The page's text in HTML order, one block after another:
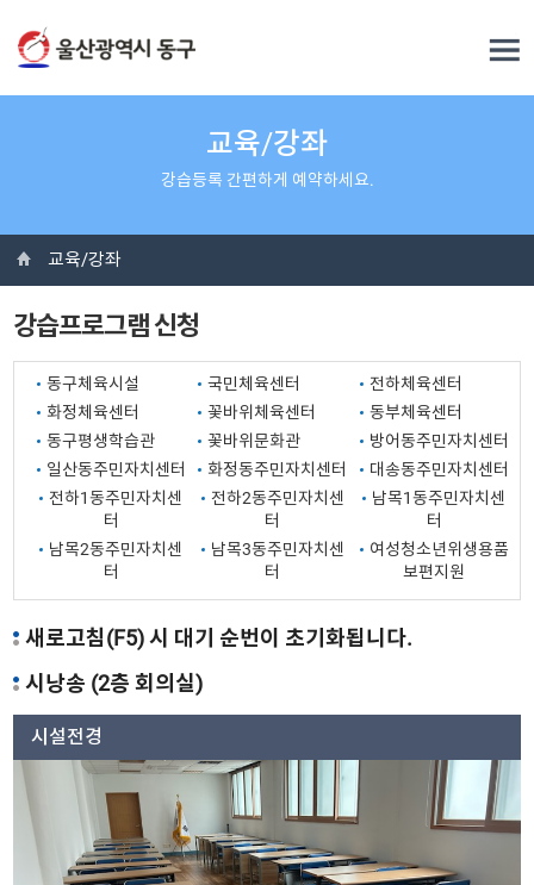
교육/강좌
강습등록 간편하게 예약하세요.
교육/강좌
강습프로그램 신청
동구체육시설 국민체육센터
전하체육센터
화정체육센터
꽃바위체육센터
동부체육센터
동구평생학습관
꽃바위문화관
방어동주민자치센터
일산동주민자치센터
화정동주민자치센터
대송동주민자치센터
전하1동주민자치센
터
전하2동주민자치센
터
남목1동주민자치센
터
남목2동주민자치센
터
남목3동주민자치센
터
여성청소년위생용품
보편지원
새로고침(F5) 시 대기 순번이 초기화됩니다.
시낭송 (2층 회의실)
시설전경